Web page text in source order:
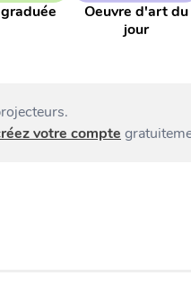
Oeuvre d'art du
jour
votre compte